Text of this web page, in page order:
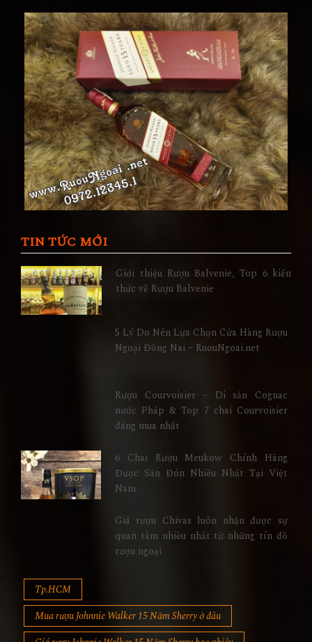
TIN TỨC MỚI
Giới thiệu Rượu Balvenie, Top 6 kiến
thức về Rượu Balvenie
5 Lý Do Nên Lựa Chọn Cửa Hàng Rượu
Ngoại Đồng Nai – RuouNgoai.net
Rượu Courvoisier – Di sản Cognac
nước Pháp & Top 7 chai Courvoisier
đáng mua nhất
6 Chai Rượu Meukow Chính Hãng
Được Săn Đón Nhiều Nhất Tại Việt
Nam
Giá rượu Chivas luôn nhận được sự
quan tâm nhiều nhất từ những tín đồ
rượu ngoại
Tp.HCM
Mua rượu Johnnie Walker 15 Năm Sherry ở đâu